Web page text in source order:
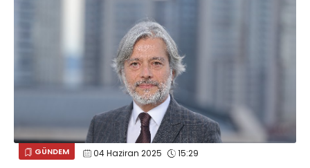
GÜNDEM 04 Haziran 2025 15:29
Siyaset
Asayiş
Ekonomi
Sağlık
Magazin
Spor
Diğer